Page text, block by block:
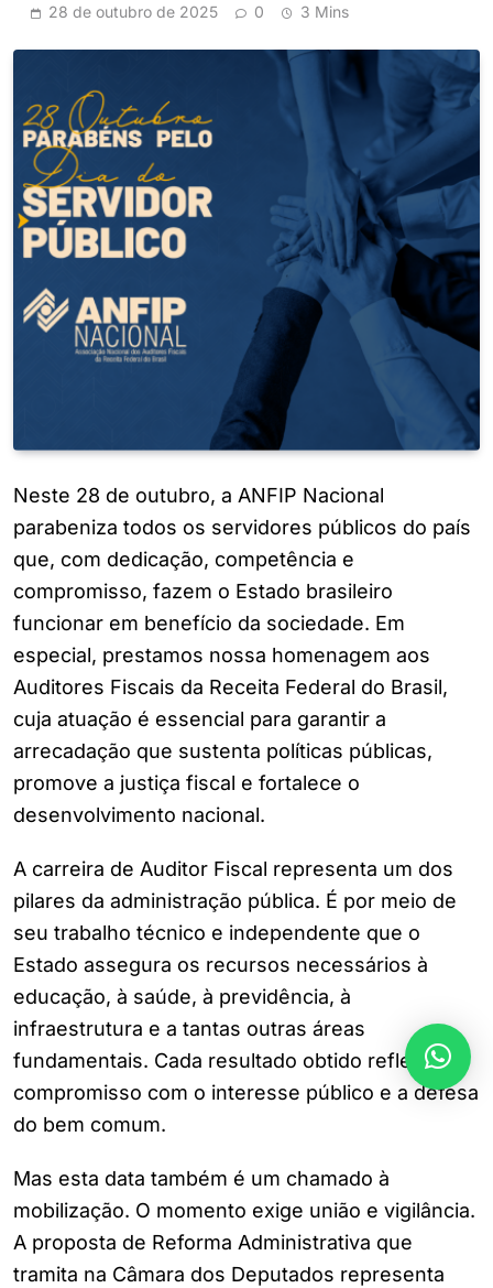
28 de outubro de 2025 0 3 Mins
Neste 28 de outubro, a ANFIP Nacional
parabeniza todos os servidores públicos do país
que, com dedicação, competência e
compromisso, fazem o Estado brasileiro
funcionar em benefício da sociedade. Em
especial, prestamos nossa homenagem aos
Auditores Fiscais da Receita Federal do Brasil,
cuja atuação é essencial para garantir a
arrecadação que sustenta políticas públicas,
promove a justiça fiscal e fortalece o
desenvolvimento nacional.
A carreira de Auditor Fiscal representa um dos
pilares da administração pública. É por meio de
seu trabalho técnico e independente que o
Estado assegura os recursos necessários à
educação, à saúde, à previdência, à
infraestrutura e a tantas outras áreas
fundamentais. Cada resultado obtido reflete o
compromisso com o interesse público e a defesa
do bem comum.
Mas esta data também é um chamado à
mobilização. O momento exige união e vigilância.
A proposta de Reforma Administrativa que
tramita na Câmara dos Deputados representa